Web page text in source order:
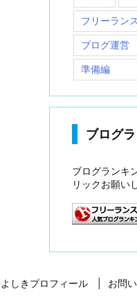
フリーラン
ブログ運営
準備編
ブログ
ブログランキ
リックお願い
よしきプロフィール お問